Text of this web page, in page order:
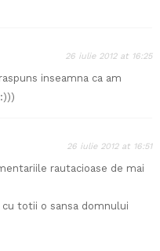
26 iulie 2012 at 16:25
inseamna ca am
26 iulie 2012 at 16:51
rautacioase de mai
totii o sansa domnului